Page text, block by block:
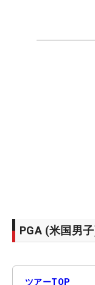
PGA (米国男
ツアーTOP